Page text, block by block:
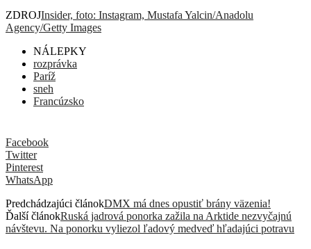
ZDROJInsider, foto: Instagram, Mustafa Yalcin/Anadolu
Agency/Getty Images
NÁLEPKY
rozprávka
Paríž
sneh
Francúzsko
Facebook
Twitter
Pinterest
WhatsApp
Predchádzajúci článokDMX má dnes opustiť brány väzenia!
Ďalší článokRuská jadrová ponorka zažila na Arktide nezvyčajnú
návštevu. Na ponorku vyliezol ľadový medveď hľadajúci potravu